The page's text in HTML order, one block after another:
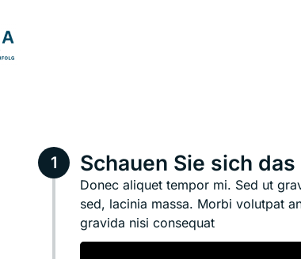
Schauen Sie sich
Donec aliquet tempor mi. Sed ut
sed, lacinia massa. Morbi volutpat
gravida nisi consequat